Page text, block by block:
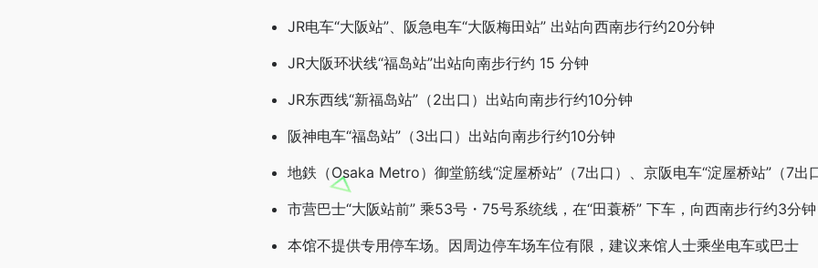
JR电车“大阪站”、阪急电车“大阪梅田站” 出站向西南步行约20分钟
JR大阪环状线“福岛站”出站向南步行约 15 分钟
JR东西线“新福岛站”（2出口）出站向南步行约10分钟
阪神电车“福岛站”（3出口）出站向南步行约10分钟
地鉄（Osaka Metro）御堂筋线“淀屋桥站”（7出口）、京阪电车“淀屋桥站”（7出
市营巴士“大阪站前” 乘53号・75号系统线，在“田蓑桥” 下车，向西南步行约3分钟
本馆不提供专用停车场。因周边停车场车位有限，建议来馆人士乘坐电车或巴士